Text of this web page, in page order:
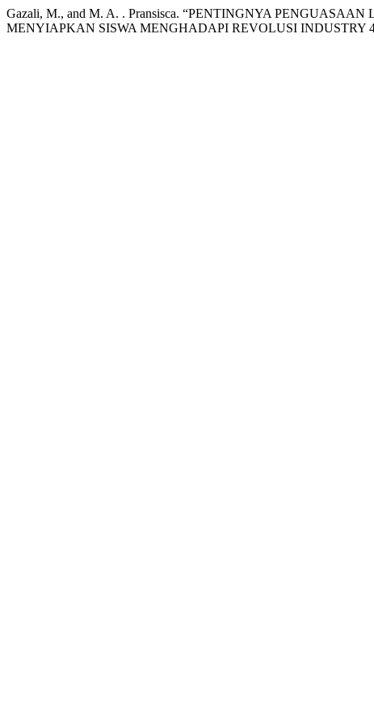
Gazali, M., and M. A. . Pransisca. “PENTINGNYA
MENYIAPKAN SISWA MENGHADAPI REVOLUSI INDUSTRY